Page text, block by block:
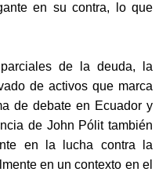
en su contra, lo que
de la deuda, la
de activos que marca
de debate en Ecuador y
de John Pólit también
en la lucha contra la
en un contexto en el